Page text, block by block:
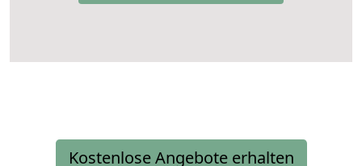
Kostenlose Angebote erhalten